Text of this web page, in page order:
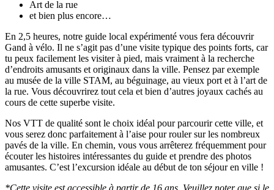
Art de la rue
et bien plus encore…
En 2,5 heures, notre guide local expérimenté vous fera découvrir
Gand à vélo. Il ne s’agit pas d’une visite typique des points forts, car
tu peux facilement les visiter à pied, mais vraiment à la recherche
d’endroits amusants et originaux dans la ville. Pensez par exemple
au musée de la ville STAM, au béguinage, au vieux port et à l’art de
la rue. Vous découvrirez tout cela et bien d’autres joyaux cachés au
cours de cette superbe visite.
Nos VTT de qualité sont le choix idéal pour parcourir cette ville, et
vous serez donc parfaitement à l’aise pour rouler sur les nombreux
pavés de la ville. En chemin, vous vous arrêterez fréquemment pour
écouter les histoires intéressantes du guide et prendre des photos
amusantes. C’est l’excursion idéale au début de ton séjour en ville !
*Cette visite est accessible à partir de 16 ans. Veuillez noter que si le